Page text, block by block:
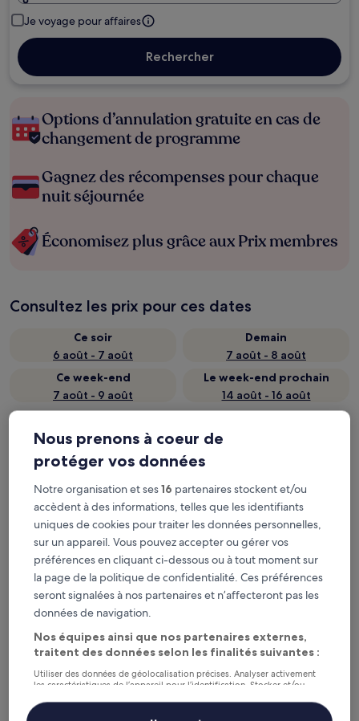
Je voyage pour affaires
Rechercher
Options d’annulation gratuite en cas de
changement de programme
Gagnez des récompenses pour chaque
nuit séjournée
Économisez plus grâce aux Prix membres
Consultez les prix pour ces dates
Ce soir
6 août - 7 août
Demain
7 août - 8 août
Ce week-end
7 août - 9 août
Le week-end prochain
14 août - 16 août
La Mecque : où séjourner
La Mecque : les meilleurs hôtels
Swissôtel Makkah
of
Swissôtel Makkah
out
Centre-
Makkah
Nous prenons à coeur de
protéger vos données
Notre organisation et ses16 partenaires stockent et/ou
accèdent à des informations, telles que les identifiants
uniques de cookies pour traiter les données personnelles,
sur un appareil. Vous pouvez accepter ou gérer vos
préférences en cliquant ci-dessous ou à tout moment sur
la page de la politique de confidentialité. Ces préférences
seront signalées à nos partenaires et n’affecteront pas les
données de navigation.
Nos équipes ainsi que nos partenaires externes,
traitent des données selon les finalités suivantes :
Utiliser des données de géolocalisation précises. Analyser activement
les caractéristiques de l’appareil pour l’identification. Stocker et/ou
personnalisés, mesure de performance des publicités et du contenu,